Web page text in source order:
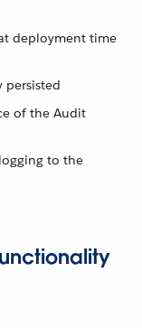
deployment time
persisted
of the Audit
to the